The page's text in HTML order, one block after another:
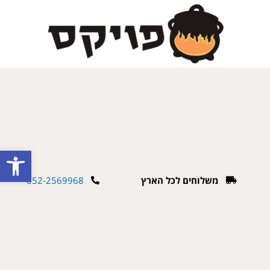
052-2569968 משלוחים לכל הארץ